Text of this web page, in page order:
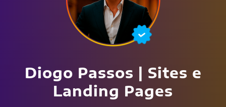
Diogo Passos | Sites e
Landing Pages